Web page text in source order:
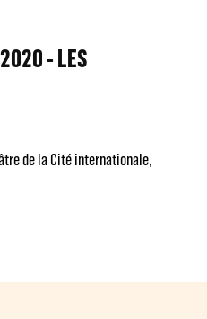
- LES
de la Cité internationale